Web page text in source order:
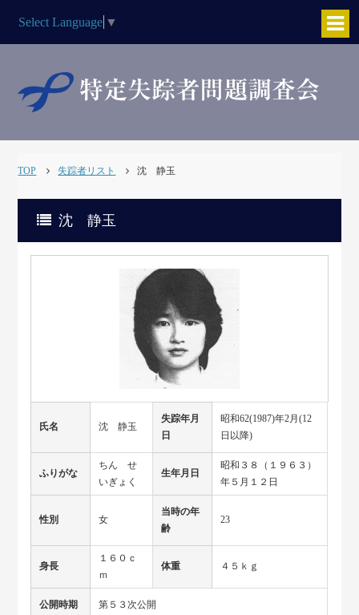
Select Language ▼
TOP 失踪者リスト 沈 静玉
沈 静玉
氏名 沈 静玉
失踪年月
日
昭和62(1987)年2月(12
日以降)
ふりがな
ちん せ
いぎょく
生年月日
昭和３８（１９６３）
年５月１２日
性別 女
当時の年
齢
23
身長
１６０ｃ
ｍ
体重 ４５ｋｇ
公開時期 第５３次公開